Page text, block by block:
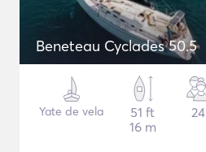
Beneteau Cyclades 50.5
Yate de vela
51 ft
16 m
24